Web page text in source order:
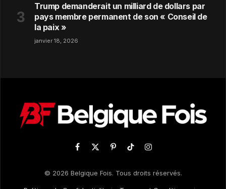
Trump demanderait un milliard de dollars par
pays membre permanent de son « Conseil de
la paix »
janvier 18, 2026
Facebook
X
PinterestTikTokInstagram
© 2026 Belgique Fois. Tous droits réservés.